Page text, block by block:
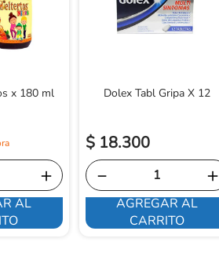
x 180 ml
＋
AL
Dolex Tabl Gripa X 12
$ 18.300
＋
－
AGREGAR AL
CARRITO